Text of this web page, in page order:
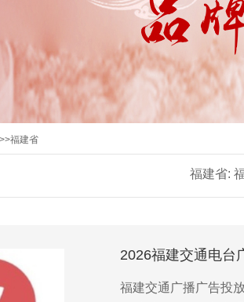
>>福建省
福建省:
2026福建交通电台
福建交通广播广告投